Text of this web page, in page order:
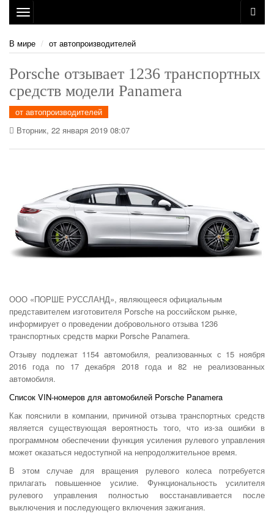
Toggle
navigation
В мире
от автопроизводителей
Porsche отзывает 1236 транспортных
средств модели Panamera
от автопроизводителей
Вторник, 22 января 2019 08:07
ООО «ПОРШЕ РУССЛАНД», являющееся официальным
представителем изготовителя Porsche на российском рынке,
информирует о проведении добровольного отзыва 1236
транспортных средств марки Porsche Panamera.
Отзыву подлежат 1154 автомобиля, реализованных с 15 ноября
2016 года по 17 декабря 2018 года и 82 не реализованных
автомобиля.
Список VIN-номеров для автомобилей Porsche Panamera
Как пояснили в компании, причиной отзыва транспортных средств
является существующая вероятность того, что из-за ошибки в
программном обеспечении функция усиления рулевого управления
может оказаться недоступной на непродолжительное время.
В этом случае для вращения рулевого колеса потребуется
прилагать повышенное усилие. Функциональность усилителя
рулевого управления полностью восстанавливается после
выключения и последующего включения зажигания.